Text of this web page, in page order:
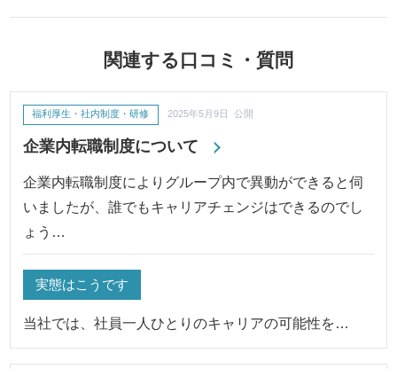
関連する口コミ・質問
企業内転職制度について
福利厚生・社内制度・研修 2025年5月9日 公開
企業内転職制度によりグループ内で異動ができると伺
いましたが、誰でもキャリアチェンジはできるのでし
ょう…
実態はこうです
当社では、社員一人ひとりのキャリアの可能性を…